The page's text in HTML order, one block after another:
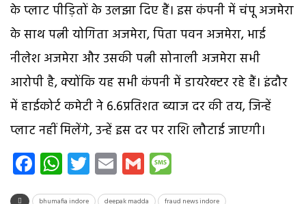
के प्लाट पीड़ितों के उलझा दिए हैं। इस कंपनी में चंपू अजमेरा
के साथ पत्नी योगिता अजमेरा, पिता पवन अजमेरा, भाई
नीलेश अजमेरा और उसकी पत्नी सोनाली अजमेरा सभी
आरोपी है, क्योंकि यह सभी कंपनी में डायरेक्टर रहे हैं। इंदौर
में हाईकोर्ट कमेटी ने 6.6प्रतिशत ब्याज दर की तय, जिन्हें
प्लाट नहीं मिलेंगे, उन्हें इस दर पर राशि लौटाई जाएगी।
Facebook
WhatsApp
Twitter
EmailGmail
bhumafia indore deepak madda
fraud news indore